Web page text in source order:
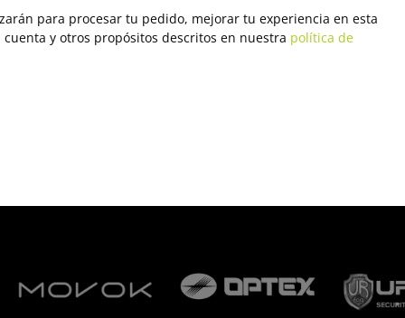
para procesar tu pedido, mejorar tu experiencia en esta
y otros propósitos descritos en nuestra política de